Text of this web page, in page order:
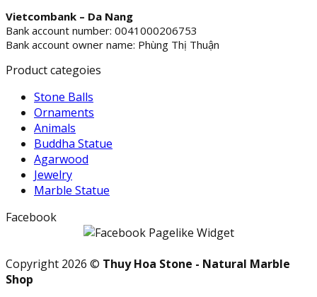
Vietcombank – Da Nang
Bank account number: 0041000206753
Bank account owner name: Phùng Thị Thuận
Product categoies
Stone Balls
Ornaments
Animals
Buddha Statue
Agarwood
Jewelry
Marble Statue
Facebook
Copyright 2026 © Thuy Hoa Stone - Natural Marble
Shop